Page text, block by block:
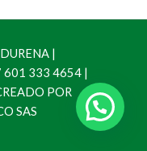
|
601 333 4654 |
POR
SAS